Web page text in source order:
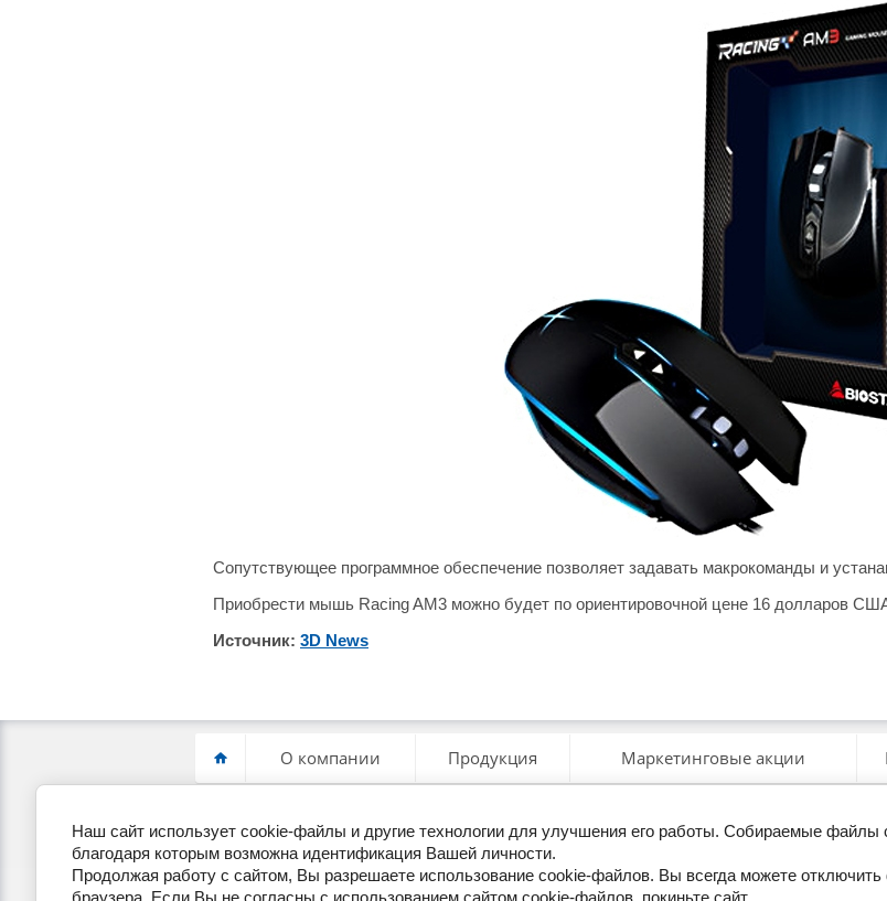
Сопутствующее программное обеспечение позволяет задавать макрокоманды и
Приобрести мышь Racing AM3 можно будет по ориентировочной цене 16 долларов
Источник: 3D News
О компании Продукция Маркетинговые акции
+7(495) 255-19-22 Перезвоните мне
Наш сайт использует cookie-файлы и другие технологии для улучшения его работы. Собираемые
благодаря которым возможна идентификация Вашей личности.
Продолжая работу с сайтом, Вы разрешаете использование cookie-файлов. Вы всегда можете
браузера. Если Вы не согласны с использованием сайтом cookie-файлов, покиньте сайт.